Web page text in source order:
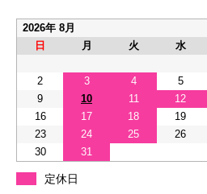
2026年 8月
日
月 火 水
2
3 4 5
9
10 11 12
16
17 18 19
23
24 25 26
30
31
定休日